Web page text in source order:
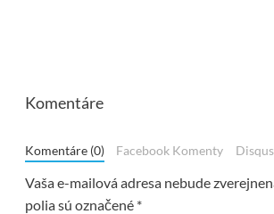
Komentáre
Komentáre (0) Facebook Komenty
Vaša e-mailová adresa nebude
polia sú označené *